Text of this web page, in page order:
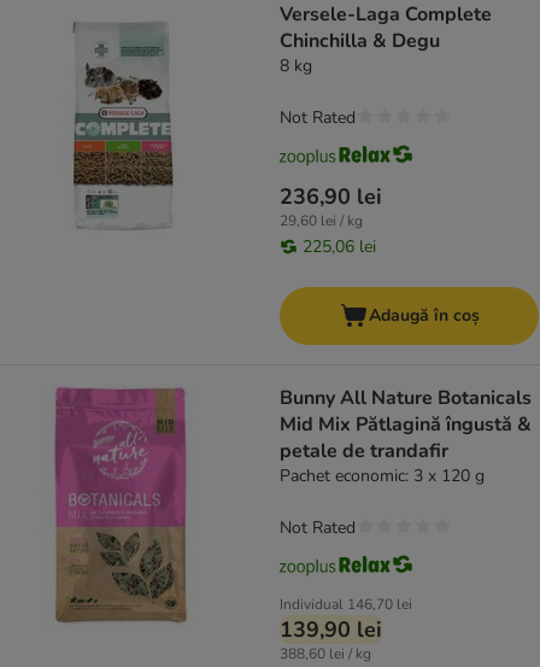
Versele-Laga Complete
Chinchilla & Degu
8 kg
236,90 lei
29,60 lei / kg
225,06 lei
Not Rated
Adaugă în coș
Bunny All Nature Botanicals
Mid Mix Pătlagină îngustă &
petale de trandafir
Pachet economic: 3 x 120 g
Individual 146,70 lei
139,90 lei
388,60 lei / kg
Not Rated